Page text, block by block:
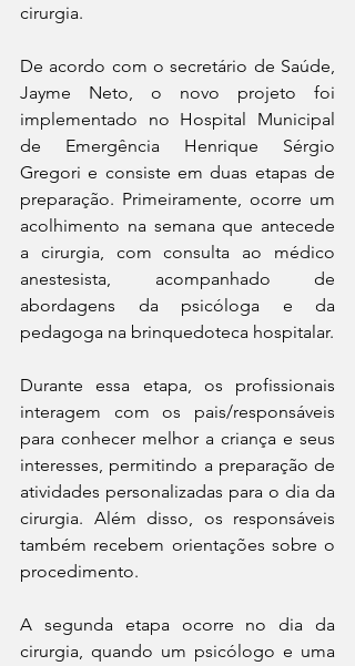
cirurgia.
De acordo com o secretário de Saúde,
Jayme Neto, o novo projeto foi
implementado no Hospital Municipal
de Emergência Henrique Sérgio
Gregori e consiste em duas etapas de
preparação. Primeiramente, ocorre um
acolhimento na semana que antecede
a cirurgia, com consulta ao médico
anestesista, acompanhado de
abordagens da psicóloga e da
Durante essa etapa, os profissionais
interagem com os pais/responsáveis
para conhecer melhor a criança e seus
interesses, permitindo a preparação de
atividades personalizadas para o dia da
cirurgia. Além disso, os responsáveis
também recebem orientações sobre o
procedimento.
A segunda etapa ocorre no dia da
cirurgia, quando um psicólogo e uma